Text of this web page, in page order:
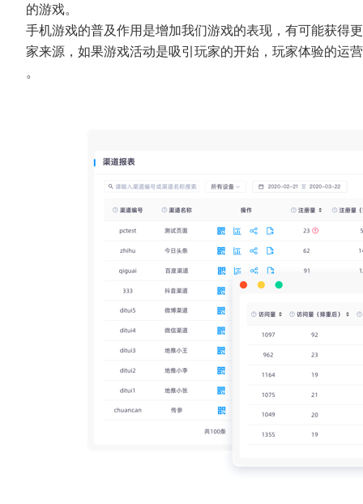
的游戏。
手机游戏的普及作用是增加我们游戏的表现，有可能获得
家来源，如果游戏活动是吸引玩家的开始，玩家体验的运
。